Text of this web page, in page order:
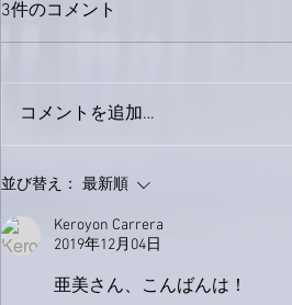
3件のコメント
コメントを追加…
並び替え： 最新順
Keroyon Carrera
2019年12月04日
亜美さん、こんばんは！